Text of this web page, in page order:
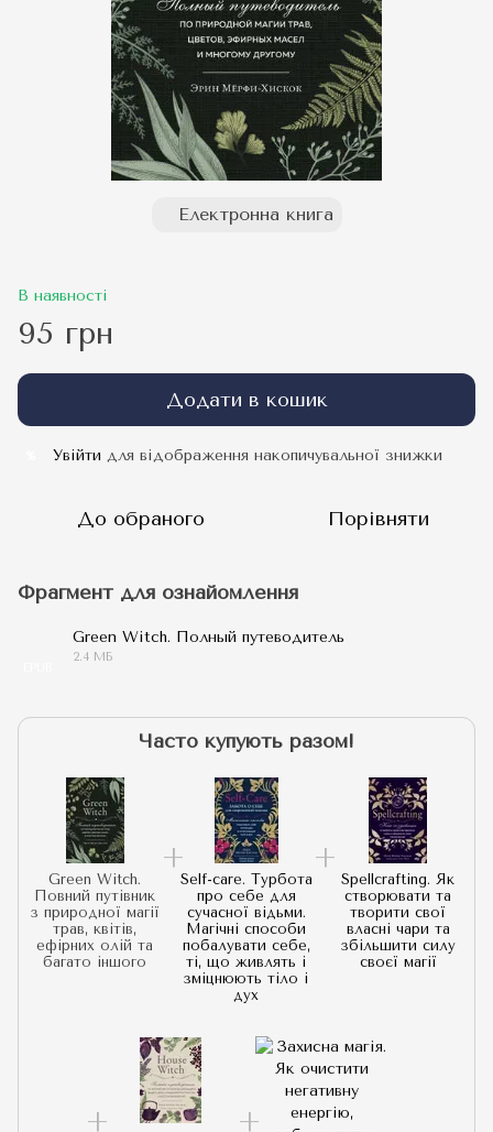
Електронна книга
В наявності
95 грн
Додати в кошик
Увійти для відображення накопичувальної знижки
До обраного Порівняти
Фрагмент для ознайомлення
Green Witch. Полный путеводитель
2.4 МБ
Часто купують разом!
Green Witch.
Повний путівник
з природної магії
трав, квітів,
ефірних олій та
багато іншого
Self-care. Турбота
про себе для
сучасної відьми.
Магічні способи
побалувати себе,
ті, що живлять і
зміцнюють тіло і
дух
Spellcrafting. Як
створювати та
творити свої
власні чари та
збільшити силу
своєї магії